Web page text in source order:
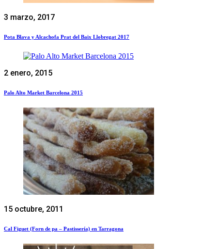
3 marzo, 2017
Pota Blava y Alcachofa Prat del Baix Llobregat 2017
2 enero, 2015
Palo Alto Market Barcelona 2015
15 octubre, 2011
Cal Figuet (Forn de pa – Pastissería) en Tarragona